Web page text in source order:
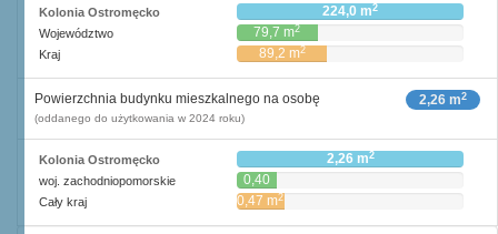
Kolonia Ostromęcko 224,0 m2
Województwo 79,7 m2
Kraj 89,2 m2
2,26 m2
Powierzchnia budynku mieszkalnego na osobę
(oddanego do użytkowania w 2024 roku)
Kolonia Ostromęcko 2,26 m2
woj. zachodniopomorskie
0,40
m2
Cały kraj 0,47 m2